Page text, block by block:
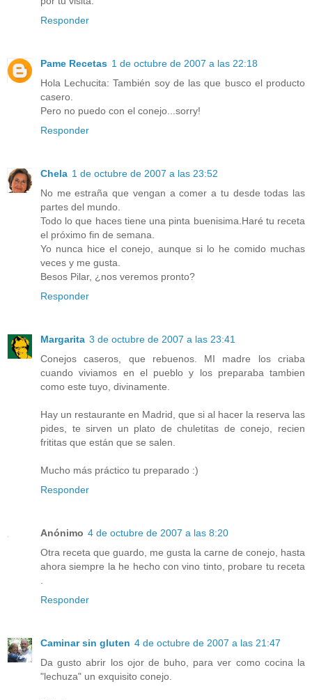
Responder
Pame Recetas 1 de octubre de 2007 a las 22:18
Hola Lechucita: También soy de las que busco el producto
casero.
Pero no puedo con el conejo...sorry!
Responder
Chela 1 de octubre de 2007 a las 23:52
No me estraña que vengan a comer a tu desde todas las
partes del mundo.
Todo lo que haces tiene una pinta buenisima.Haré tu receta
el próximo fin de semana.
Yo nunca hice el conejo, aunque si lo he comido muchas
veces y me gusta.
Besos Pilar, ¿nos veremos pronto?
Responder
Margarita 3 de octubre de 2007 a las 23:41
Conejos caseros, que rebuenos. MI madre los criaba
cuando viviamos en el pueblo y los preparaba tambien
como este tuyo, divinamente.
Hay un restaurante en Madrid, que si al hacer la reserva las
pides, te sirven un plato de chuletitas de conejo, recien
frititas que están que se salen.
Mucho más práctico tu preparado :)
Responder
Anónimo 4 de octubre de 2007 a las 8:20
Otra receta que guardo, me gusta la carne de conejo, hasta
ahora siempre la he hecho con vino tinto, probare tu receta
Responder
Caminar sin gluten 4 de octubre de 2007 a las 21:47
Da gusto abrir los ojor de buho, para ver como cocina la
"lechuza" un exquisito conejo.